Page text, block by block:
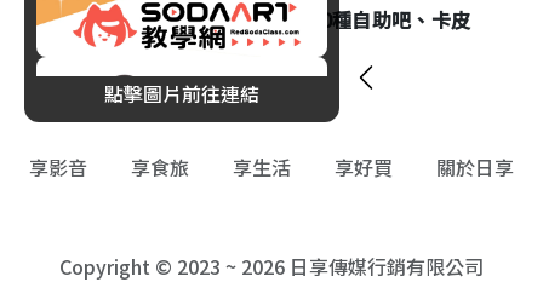
新莊「井賀鍋物」新開幕！40種自助吧、卡皮
巴拉奶香鍋登場！
點擊圖片前往連結
享影音 享食旅 享生活 享好買 關於日享
Copyright © 2023 ~ 2026 日享傳媒行銷有限公司